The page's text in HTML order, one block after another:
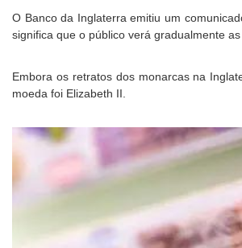
O Banco da Inglaterra emitiu um
significa que o público verá gradualmente
Embora os retratos dos monarcas na
moeda foi Elizabeth II.